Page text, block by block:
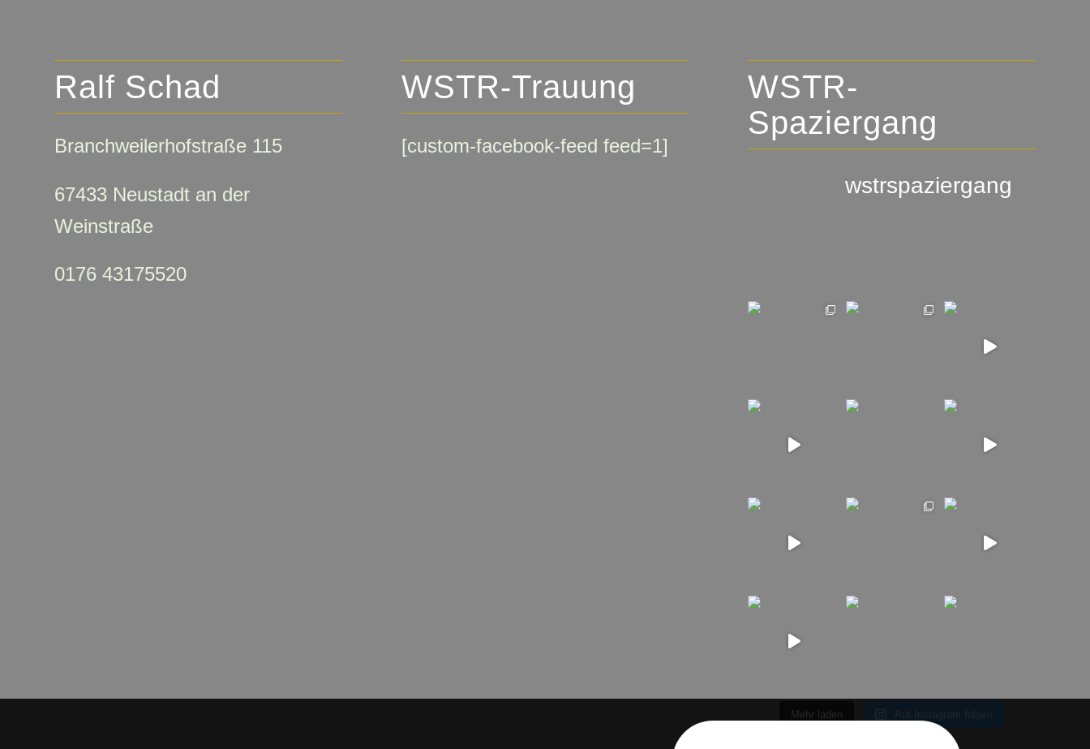
Ralf Schad
Branchweilerhofstraße 115
67433 Neustadt an der
Weinstraße
0176 43175520
WSTR-Trauung
[custom-facebook-feed feed=1]
WSTR-
Spaziergang
wstrspaziergang
Mehr laden Auf Instagram folgen